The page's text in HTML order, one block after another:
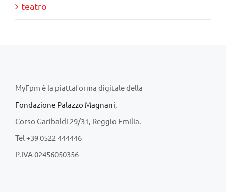
teatro
MyFpm è la piattaforma digitale della
Fondazione Palazzo Magnani,
Corso Garibaldi 29/31, Reggio Emilia.
Tel +39 0522 444446
P.IVA 02456050356